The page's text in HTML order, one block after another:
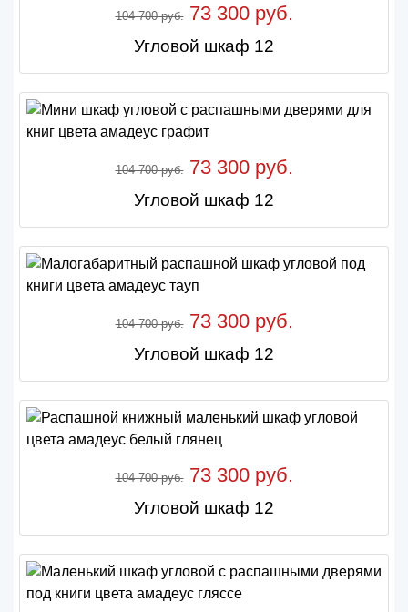
104 700 руб.73 300 руб.
Угловой шкаф 12
104 700 руб.73 300 руб.
Угловой шкаф 12
104 700 руб.73 300 руб.
Угловой шкаф 12
104 700 руб.73 300 руб.
Угловой шкаф 12